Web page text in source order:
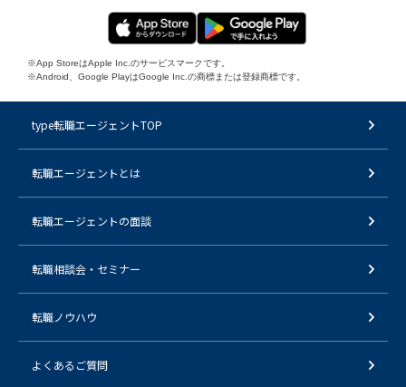
※App StoreはApple Inc.のサービスマークです。
※Android、Google PlayはGoogle Inc.の商標または登録商標です。
type転職エージェントTOP
転職エージェントとは
転職エージェントの面談
転職相談会・セミナー
転職ノウハウ
よくあるご質問